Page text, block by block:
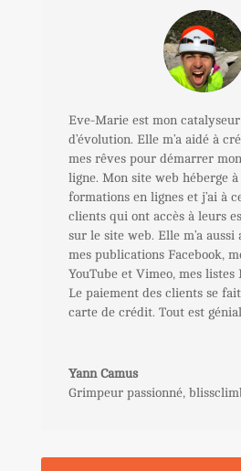
Eve-Marie est mon catalyseur
d’évolution. Elle m’a aidé à
mes rêves pour démarrer
ligne. Mon site web héberge
formations en lignes et j’ai à
clients qui ont accès à leurs
sur le site web. Elle m’a
mes publications Facebook,
YouTube et Vimeo, mes listes
Le paiement des clients se
carte de crédit. Tout est
Yann Camus
Grimpeur passionné,